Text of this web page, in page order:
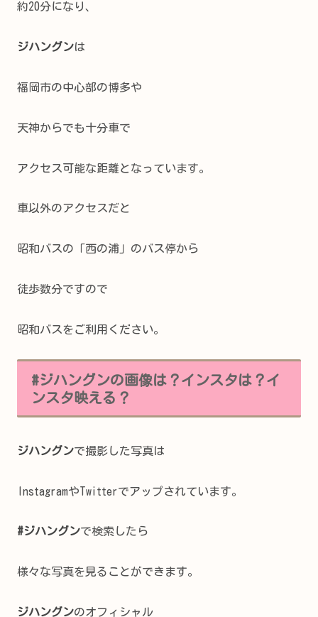
約20分になり、
ジハングンは
福岡市の中心部の博多や
天神からでも十分車で
アクセス可能な距離となっています。
車以外のアクセスだと
昭和バスの「西の浦」のバス停から
徒歩数分ですので
昭和バスをご利用ください。
#ジハングンの画像は？インスタは？イ
ンスタ映える？
ジハングンで撮影した写真は
InstagramやTwitterでアップされています。
#ジハングンで検索したら
様々な写真を見ることができます。
ジハングンのオフィシャル